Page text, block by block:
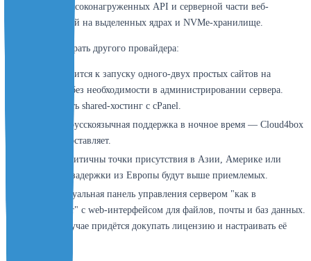
Хостинг высоконагруженных API и серверной части веб-
приложений на выделенных ядрах и NVMe-хранилище.
Когда стоит выбрать другого провайдера:
Задача сводится к запуску одного-двух простых сайтов на
WordPress без необходимости в администрировании сервера.
Лучше взять shared-хостинг с cPanel.
Требуется русскоязычная поддержка в ночное время — Cloud4box
её не предоставляет.
Проекту критичны точки присутствия в Азии, Америке или
России — задержки из Европы будут выше приемлемых.
Нужна визуальная панель управления сервером "как в
ISPmanager" с web-интерфейсом для файлов, почты и баз данных.
В таком случае придётся докупать лицензию и настраивать её